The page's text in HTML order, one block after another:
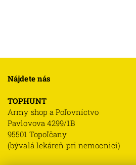
Nájdete nás
TOPHUNT
Army shop a Poľovníctvo
Pavlovova 4299/1B
95501 Topoľčany
(bývalá lekáreň pri nemocnici)